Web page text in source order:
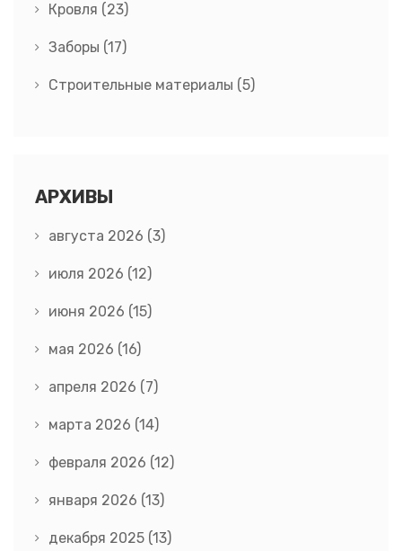
Кровля (23)
Заборы (17)
Строительные материалы (5)
АРХИВЫ
августа 2026 (3)
июля 2026 (12)
июня 2026 (15)
мая 2026 (16)
апреля 2026 (7)
марта 2026 (14)
февраля 2026 (12)
января 2026 (13)
декабря 2025 (13)